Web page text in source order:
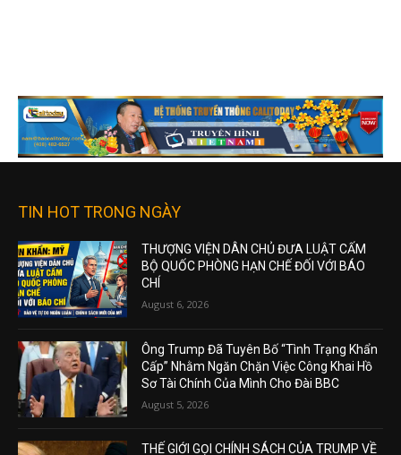
TIN HOT TRONG NGÀY
THƯỢNG VIỆN DÂN CHỦ ĐƯA LUẬT CẤM
BỘ QUỐC PHÒNG HẠN CHẾ ĐỐI VỚI BÁO
CHÍ
August 6, 2026
Ông Trump Đã Tuyên Bố “Tình Trạng Khẩn
Cấp” Nhằm Ngăn Chặn Việc Công Khai Hồ
Sơ Tài Chính Của Mình Cho Đài BBC
August 5, 2026
THẾ GIỚI GỌI CHÍNH SÁCH CỦA TRUMP VỀ